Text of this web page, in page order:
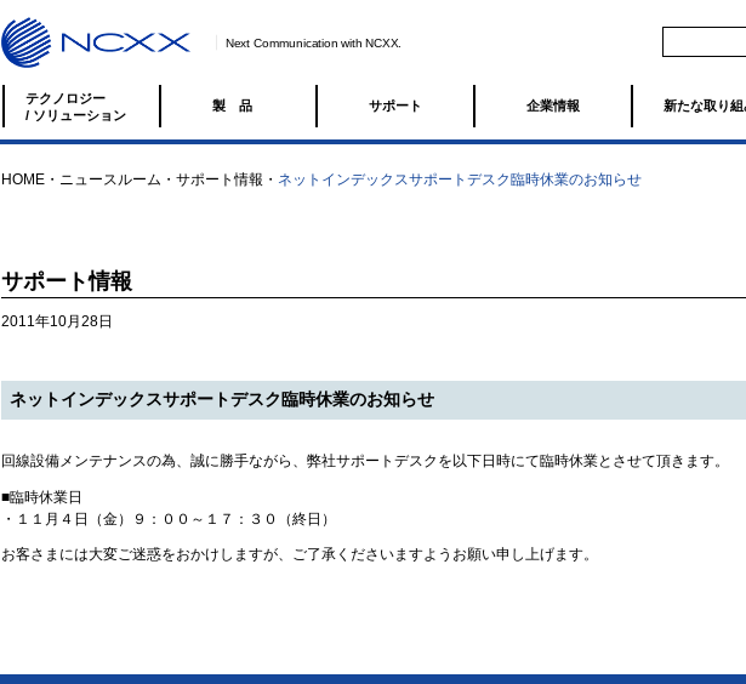
Next Communication with NCXX.
テクノロジー
/ ソリューション
製品 サポート 企業情報 新たな取り組
HOME ・ ニュースルーム ・ サポート情報 ・ ネットインデックスサポートデスク臨時休業のお知らせ
サポート情報
2011年10月28日
ネットインデックスサポートデスク臨時休業のお知らせ
回線設備メンテナンスの為、誠に勝手ながら、弊社サポートデスクを以下日時にて臨時休業とさせて頂きます。
■臨時休業日
・１１月４日（金）９：００～１７：３０（終日）
お客さまには大変ご迷惑をおかけしますが、ご了承くださいますようお願い申し上げます。